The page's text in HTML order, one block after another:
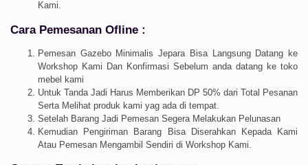
Kami.
Cara Pemesanan Ofline :
Pemesan Gazebo Minimalis Jepara Bisa Langsung Datang ke
Workshop Kami Dan Konfirmasi Sebelum anda datang ke toko
mebel kami
Untuk Tanda Jadi Harus Memberikan DP 50% dari Total Pesanan
Serta Melihat produk kami yag ada di tempat.
Setelah Barang Jadi Pemesan Segera Melakukan Pelunasan
Kemudian Pengiriman Barang Bisa Diserahkan Kepada Kami
Atau Pemesan Mengambil Sendiri di Workshop Kami.